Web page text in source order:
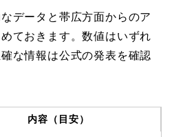
データと帯広方面からのア
ておきます。数値はいずれ
な情報は公式の発表を確認
内容（目安）